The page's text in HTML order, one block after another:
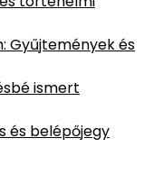
Gyűjtemények és
ismert
és belépőjegy